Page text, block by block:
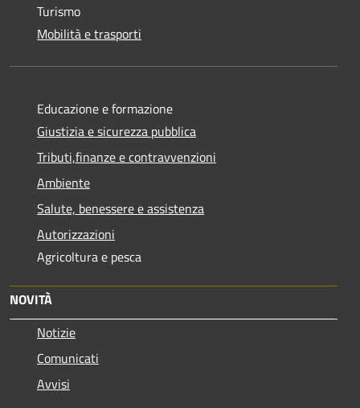
Turismo
Mobilità e trasporti
Educazione e formazione
Giustizia e sicurezza pubblica
Tributi,finanze e contravvenzioni
Ambiente
Salute, benessere e assistenza
Autorizzazioni
Agricoltura e pesca
NOVITÀ
Notizie
Comunicati
Avvisi